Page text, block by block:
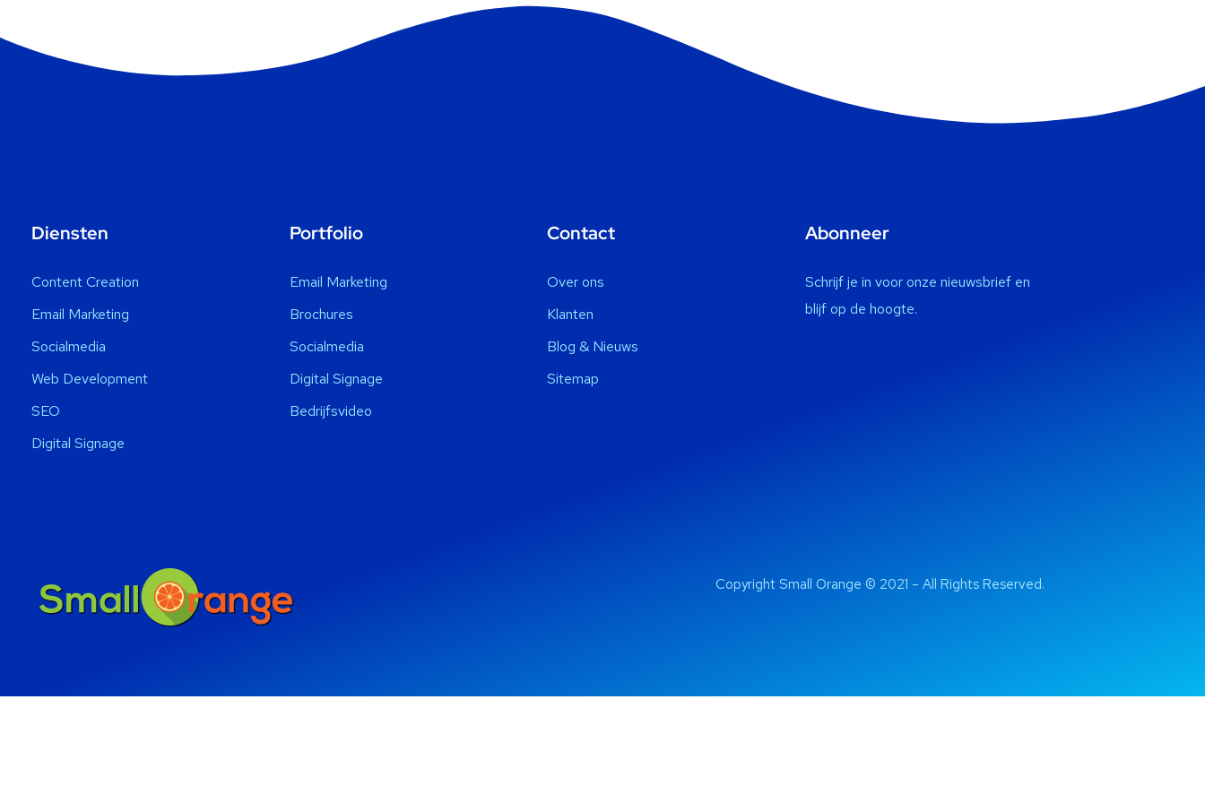
Diensten
Content Creation
Email Marketing
Socialmedia
Web Development
SEO
Digital Signage
Portfolio
Email Marketing
Brochures
Socialmedia
Digital Signage
Bedrijfsvideo
Contact
Over ons
Klanten
Blog & Nieuws
Sitemap
Abonneer
Schrijf je in voor onze nieuwsbrief en
blijf op de hoogte.
Copyright Small Orange © 2021 – All Rights Reserved.